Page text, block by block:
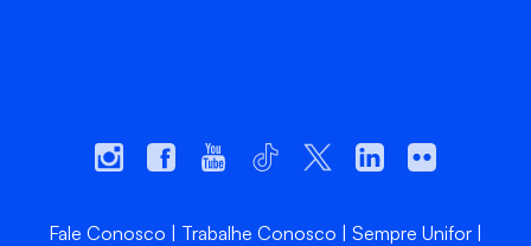
Fale Conosco Trabalhe Conosco
Sempre Unifor